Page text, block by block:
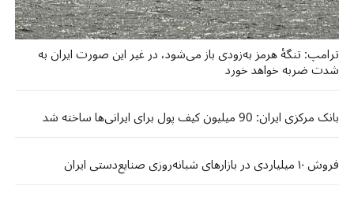
ترامپ: تنگهٔ هرمز به‌زودی باز می‌شود، در غیر این صورت ایران به
شدت ضربه خواهد خورد
بانک مرکزی ایران: 90 میلیون کیف پول برای ایرانی‌ها ساخته شد
فروش ۱۰ میلیاردی در بازارهای شبانه‌روزی صنایع‌دستی ایران